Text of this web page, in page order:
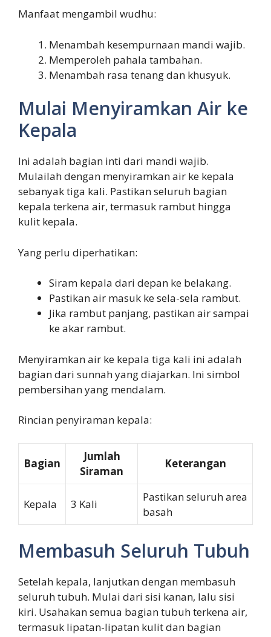
Manfaat mengambil wudhu:
Menambah kesempurnaan mandi wajib.
Memperoleh pahala tambahan.
Menambah rasa tenang dan khusyuk.
Mulai Menyiramkan Air ke
Kepala
Ini adalah bagian inti dari mandi wajib.
Mulailah dengan menyiramkan air ke kepala
sebanyak tiga kali. Pastikan seluruh bagian
kepala terkena air, termasuk rambut hingga
kulit kepala.
Yang perlu diperhatikan:
Siram kepala dari depan ke belakang.
Pastikan air masuk ke sela-sela rambut.
Jika rambut panjang, pastikan air sampai
ke akar rambut.
Menyiramkan air ke kepala tiga kali ini adalah
bagian dari sunnah yang diajarkan. Ini simbol
pembersihan yang mendalam.
Rincian penyiraman kepala:
Bagian
Jumlah
Siraman
Keterangan
Kepala 3 Kali
Pastikan seluruh area
basah
Membasuh Seluruh Tubuh
Setelah kepala, lanjutkan dengan membasuh
seluruh tubuh. Mulai dari sisi kanan, lalu sisi
kiri. Usahakan semua bagian tubuh terkena air,
termasuk lipatan-lipatan kulit dan bagian